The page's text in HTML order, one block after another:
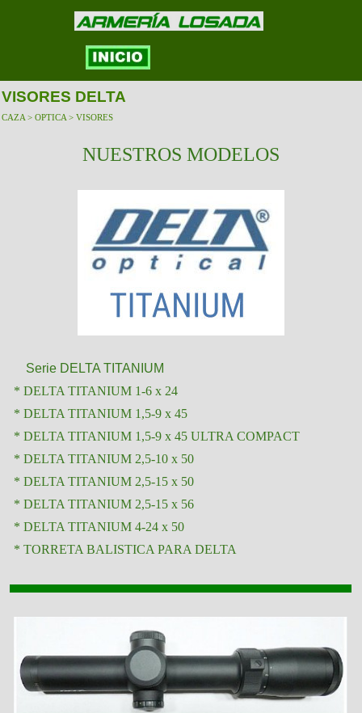
VISORES DELTA
CAZA > OPTICA > VISORES
NUESTROS MODELOS
Serie DELTA TITANIUM
* DELTA TITANIUM 1-6 x 24
* DELTA TITANIUM 1,5-9 x 45
* DELTA TITANIUM 1,5-9 x 45 ULTRA COMPACT
* DELTA TITANIUM 2,5-10 x 50
* DELTA TITANIUM 2,5-15 x 50
* DELTA TITANIUM 2,5-15 x 56
* DELTA TITANIUM 4-24 x 50
* TORRETA BALISTICA PARA DELTA